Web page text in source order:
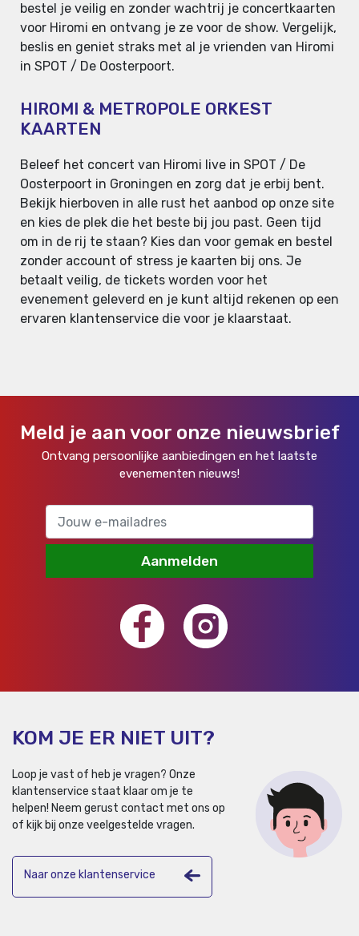
bestel je veilig en zonder wachtrij je concertkaarten
voor Hiromi en ontvang je ze voor de show. Vergelijk,
beslis en geniet straks met al je vrienden van Hiromi
in SPOT / De Oosterpoort.
HIROMI & METROPOLE ORKEST
KAARTEN
Beleef het concert van Hiromi live in SPOT / De
Oosterpoort in Groningen en zorg dat je erbij bent.
Bekijk hierboven in alle rust het aanbod op onze site
en kies de plek die het beste bij jou past. Geen tijd
om in de rij te staan? Kies dan voor gemak en bestel
zonder account of stress je kaarten bij ons. Je
betaalt veilig, de tickets worden voor het
evenement geleverd en je kunt altijd rekenen op een
ervaren klantenservice die voor je klaarstaat.
Meld je aan voor onze nieuwsbrief
Ontvang persoonlijke aanbiedingen en het laatste
evenementen nieuws!
Aanmelden
KOM JE ER NIET UIT?
Loop je vast of heb je vragen? Onze
klantenservice staat klaar om je te
helpen! Neem gerust contact met ons op
of kijk bij onze veelgestelde vragen.
Naar onze klantenservice